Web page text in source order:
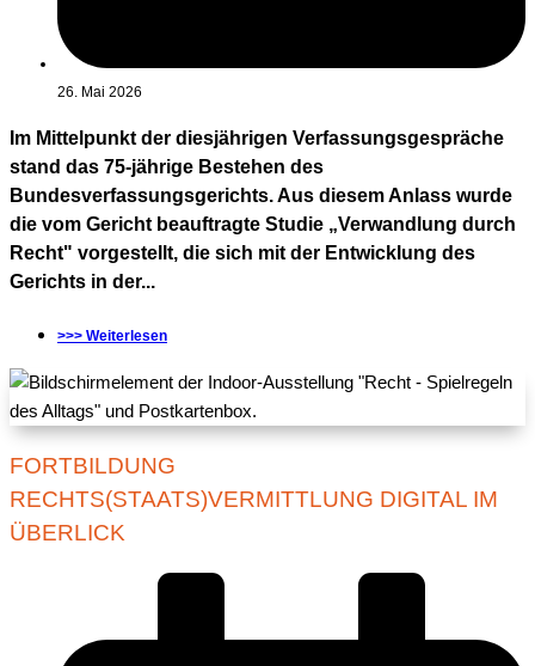
26. Mai 2026
Im Mittelpunkt der diesjährigen Verfassungsgespräche
stand das 75-jährige Bestehen des
Bundesverfassungsgerichts. Aus diesem Anlass wurde
die vom Gericht beauftragte Studie „Verwandlung durch
Recht" vorgestellt, die sich mit der Entwicklung des
Gerichts in der...
>>> Weiterlesen
FORTBILDUNG
RECHTS(STAATS)VERMITTLUNG DIGITAL IM
ÜBERLICK